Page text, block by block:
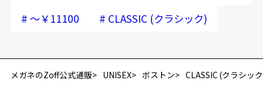
# ～￥11100 # CLASSIC (クラシック)
メガネのZoff公式通販 UNISEX ボストン CLASSIC (クラシッ